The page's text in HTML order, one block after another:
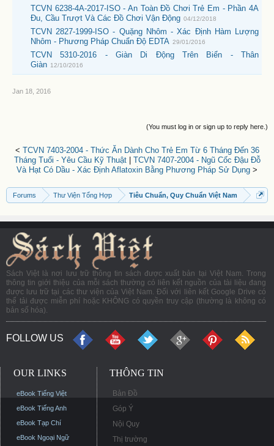
TCVN 6238-4A-2017-ISO - An Toàn Đồ Chơi Trẻ Em - Phần 4A
Đu, Cầu Trượt Và Các Đồ Chơi Vận Động 04/12/2018
TCVN 2827-1999-ISO - Quặng Nhôm - Xác Định Hàm Lượng
Nhôm - Phương Pháp Chuẩn Độ EDTA 29/01/2016
TCVN 5310-2016 - Giàn Di Động Trên Biển - Thân
Giàn 12/10/2016
Jan 18, 2016
(You must log in or sign up to reply here.)
< TCVN 7403-2004 - Thức Ăn Dành Cho Trẻ Em Từ 6 Tháng Đến 36
Tháng Tuổi - Yêu Cầu Kỹ Thuật| TCVN 7407-2004 - Ngũ Cốc Đậu Đỗ
Và Hạt Có Dầu - Xác Định Aflatoxin Bằng Phương Pháp Sử Dụng >
Forums Thư Viện Tổng Hợp Tiêu Chuẩn, Quy Chuẩn Việt Nam
Sách Việt là nơi lưu trữ thông tin sách được xuất bản tại Việt Nam. Trong
thông tin giới thiệu của mỗi sách thường có liên kết nguồn của tài liệu đang
được lưu trữ tại các thư viện của Việt Nam. Đối với liên kết Google Drive có
thể tải được miễn phí hoặc KHÔNG có quyền truy cập (thường là không có
bản số hóa).
FOLLOW US
OUR LINKS
eBook Tiếng Việt
eBook Tiếng Anh
eBook Tạp Chí
eBook Ngoại Ngữ
THÔNG TIN
Bản Đồ
Góp Ý
Nội Quy
Thị trường